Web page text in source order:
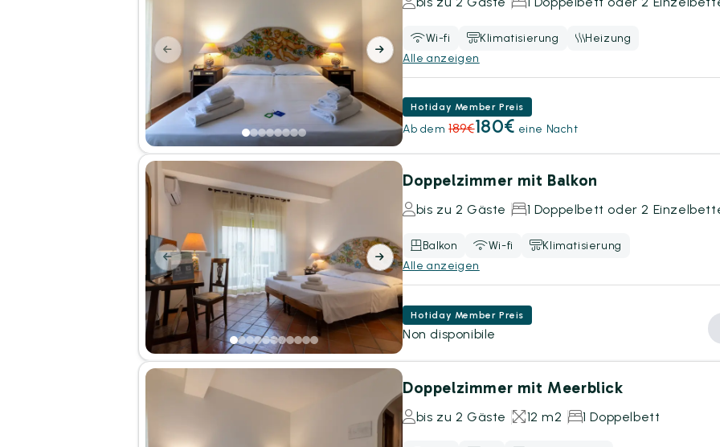
Wi-fi Klimatisierung
Heizung
Alle anzeigen
Hotiday Member Preis
Ab dem 189€180€ eine Nacht
Doppelzimmer mit Balkon
bis zu 2 Gäste 1 Doppelbett oder 2
Balkon Wi-fi
Klimatisierung
Alle anzeigen
Hotiday Member Preis
Non disponibile
Doppelzimmer mit Meerblick
bis zu 2 Gäste 12 m2 1 Doppelbett